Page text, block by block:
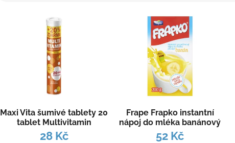
ů
d
uMaxi Vita šumivé tablety 20
tablet Multivitamin
28 Kč
Frape Frapko instantní
nápoj do mléka banánový
200 g
52 Kč